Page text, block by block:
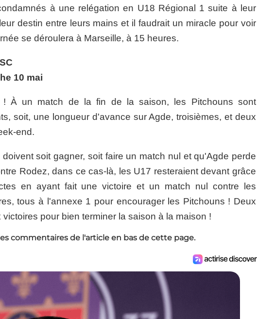
à une relégation en U18 Régional 1 suite à leur
destin entre leurs mains et il faudrait un miracle pour voir
se déroulera à Marseille, à 15 heures.
10 mai
! À un match de la fin de la saison, les Pitchouns sont
soit, une longueur d'avance sur Agde, troisièmes, et deux
end.
soit gagner, soit faire un match nul et qu'Agde perde
Rodez, dans ce cas-là, les U17 resteraient devant grâce
en ayant fait une victoire et un match nul contre les
tous à l'annexe 1 pour encourager les Pitchouns ! Deux
pour bien terminer la saison à la maison !
commentaires de l'article en bas de cette page.